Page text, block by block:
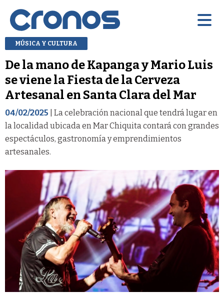
MÚSICA Y CULTURA
De la mano de Kapanga y Mario Luis
se viene la Fiesta de la Cerveza
Artesanal en Santa Clara del Mar
04/02/2025 | La celebración nacional que tendrá lugar en
la localidad ubicada en Mar Chiquita contará con grandes
espectáculos, gastronomía y emprendimientos
artesanales.